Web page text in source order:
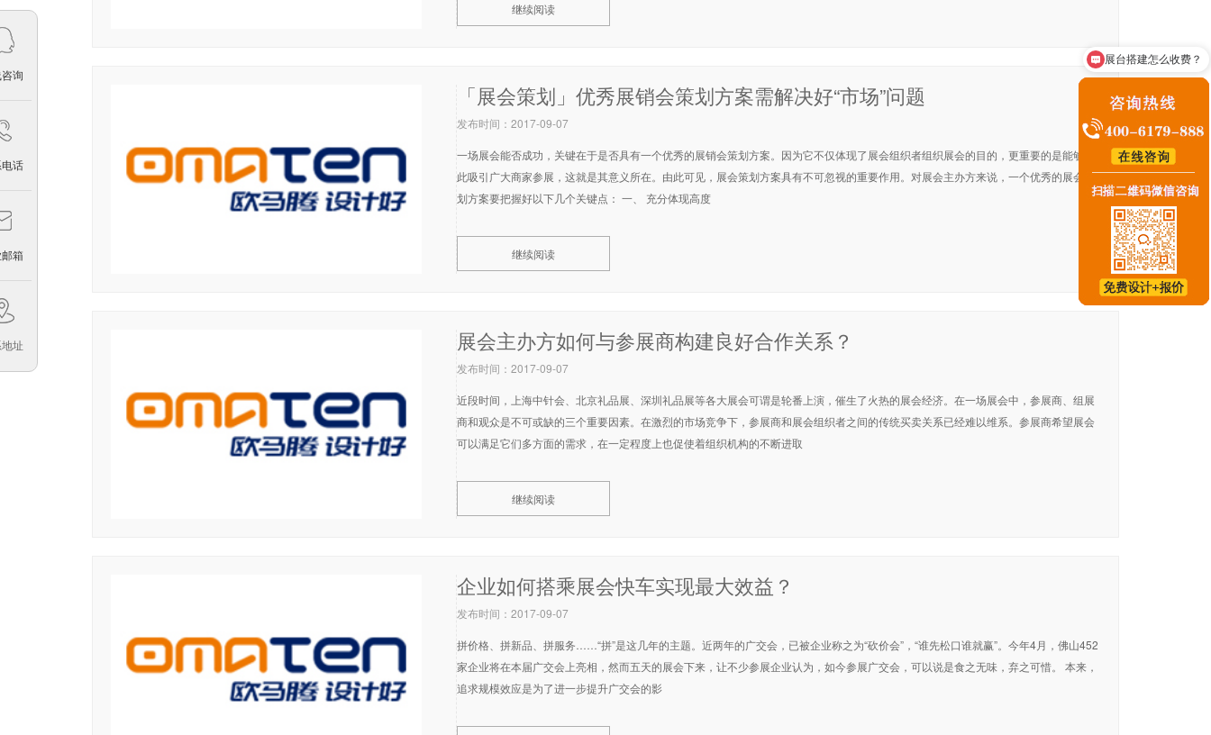
询
话
箱
址
继续阅读
「展会策划」优秀展销会策划方案需解决好“市场”问题
发布时间：2017-09-07
一场展会能否成功，关键在于是否具有一个优秀的展销会策划方案。因为它不仅体现了展会组织者组织展会的目的，更重要的是能够借
此吸引广大商家参展，这就是其意义所在。由此可见，展会策划方案具有不可忽视的重要作用。对展会主办方来说，一个优秀的展会策
划方案要把握好以下几个关键点： 一、 充分体现高度
继续阅读
展会主办方如何与参展商构建良好合作关系？
发布时间：2017-09-07
近段时间，上海中针会、北京礼品展、深圳礼品展等各大展会可谓是轮番上演，催生了火热的展会经济。在一场展会中，参展商、组展
商和观众是不可或缺的三个重要因素。在激烈的市场竞争下，参展商和展会组织者之间的传统买卖关系已经难以维系。参展商希望展会
可以满足它们多方面的需求，在一定程度上也促使着组织机构的不断进取
继续阅读
企业如何搭乘展会快车实现最大效益？
发布时间：2017-09-07
拼价格、拼新品、拼服务……“拼”是这几年的主题。近两年的广交会，已被企业称之为“砍价会”，“谁先松口谁就赢”。今年4月，佛山452
家企业将在本届广交会上亮相，然而五天的展会下来，让不少参展企业认为，如今参展广交会，可以说是食之无味，弃之可惜。 本来，
追求规模效应是为了进一步提升广交会的影
咨询展台搭建业务